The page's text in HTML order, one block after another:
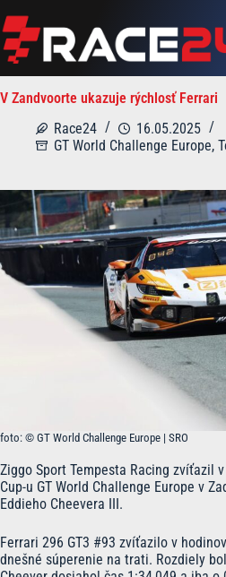
to
content
V Zandvoorte ukazuje rýchlosť Ferrari
Race24
16.05.2025
GT World Challenge Europe,
foto: © GT World Challenge Europe | SRO
Ziggo Sport Tempesta Racing zvíťazil
Cup-u GT World Challenge Europe v
Eddieho Cheevera III.
Ferrari 296 GT3 #93 zvíťazilo v
dnešné súperenie na trati. Rozdiely